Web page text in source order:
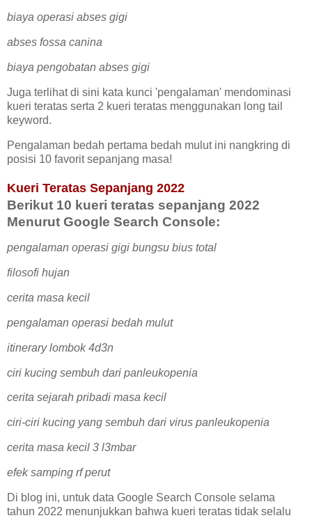
biaya operasi abses gigi
abses fossa canina
biaya pengobatan abses gigi
Juga terlihat di sini kata kunci 'pengalaman' mendominasi
kueri teratas serta 2 kueri teratas menggunakan long tail
keyword.
Pengalaman bedah pertama bedah mulut ini nangkring di
posisi 10 favorit sepanjang masa!
Kueri Teratas Sepanjang 2022
Berikut 10 kueri teratas sepanjang 2022
Menurut Google Search Console:
pengalaman operasi gigi bungsu bius total
filosofi hujan
cerita masa kecil
pengalaman operasi bedah mulut
itinerary lombok 4d3n
ciri kucing sembuh dari panleukopenia
cerita sejarah pribadi masa kecil
ciri-ciri kucing yang sembuh dari virus panleukopenia
cerita masa kecil 3 l3mbar
efek samping rf perut
Di blog ini, untuk data Google Search Console selama
tahun 2022 menunjukkan bahwa kueri teratas tidak selalu